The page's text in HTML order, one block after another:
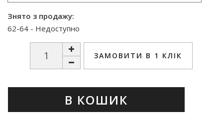
Знято з продажу:
62-64 - Недоступно
ЗАМОВИТИ В 1 КЛІК
В КОШИК